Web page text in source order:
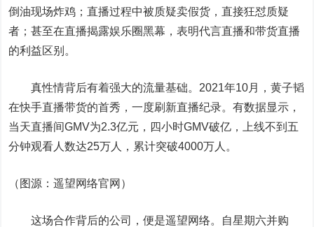
倒油现场炸鸡；直播过程中被质疑卖假货，直接狂怼质疑
者；甚至在直播揭露娱乐圈黑幕，表明代言直播和带货直播
的利益区别。
真性情背后有着强大的流量基础。2021年10月，黄子韬
在快手直播带货的首秀，一度刷新直播纪录。有数据显示，
当天直播间GMV为2.3亿元，四小时GMV破亿，上线不到五
分钟观看人数达25万人，累计突破4000万人。
（图源：遥望网络官网）
这场合作背后的公司，便是遥望网络。自星期六并购